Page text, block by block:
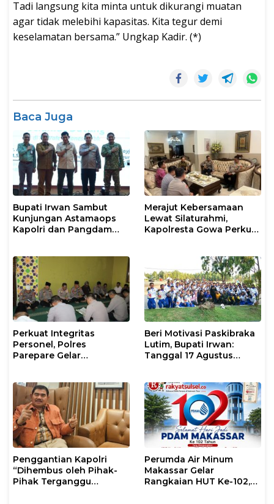
Tadi langsung kita minta untuk dikurangi muatan
agar tidak melebihi kapasitas. Kita tegur demi
keselamatan bersama.” Ungkap Kadir. (*)
Baca Juga
Bupati Irwan Sambut
Kunjungan Astamaops
Kapolri dan Pangdam
Merajut Kebersamaan
Lewat Silaturahmi,
Kapolresta Gowa Perkuat
Perkuat Integritas
Personel, Polres
Parepare Gelar
Beri Motivasi Paskibraka
Lutim, Bupati Irwan:
Tanggal 17 Agustus
Penggantian Kapolri
“Dihembus oleh Pihak-
Pihak Terganggu
Perumda Air Minum
Makassar Gelar
Rangkaian HUT Ke-102,